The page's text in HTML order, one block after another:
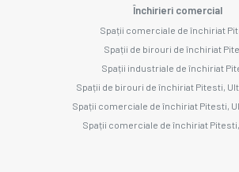
Închirieri comercial
Spații comerciale de închiriat
Spații de birouri de închiriat
Spații industriale de închiriat
Spații de birouri de închiriat Pitesti,
Spații comerciale de închiriat Pitesti,
Spații comerciale de închiriat